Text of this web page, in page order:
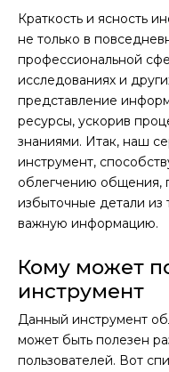
Краткость и ясность
не только в
профессиональной
исследованиях и
представление
ресурсы, ускорив
знаниями. Итак, наш
инструмент,
облегчению общения,
избыточные детали из
важную информацию.
Кому может
инструмент
Данный инструмент
может быть полезен
пользователей. Вот